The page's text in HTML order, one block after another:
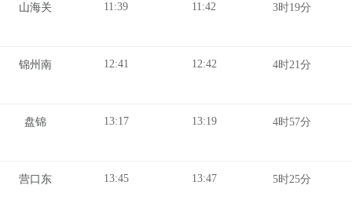
山海关 11:39 11:42 3时19分
锦州南 12:41 12:42 4时21分
盘锦 13:17 13:19 4时57分
营口东 13:45 13:47 5时25分